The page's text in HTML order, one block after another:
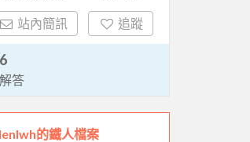
站內簡訊 追蹤
答
的鐵人檔案